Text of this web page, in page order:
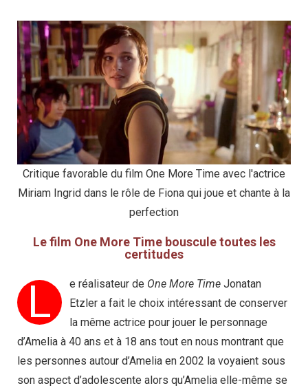
Critique favorable du film One More Time avec l'actrice
Miriam Ingrid dans le rôle de Fiona qui joue et chante à la
perfection
Le film One More Time bouscule toutes les
certitudes
L e réalisateur de One More Time Jonatan
Etzler a fait le choix intéressant de conserver
la même actrice pour jouer le personnage
d’Amelia à 40 ans et à 18 ans tout en nous montrant que
les personnes autour d’Amelia en 2002 la voyaient sous
son aspect d’adolescente alors qu’Amelia elle-même se